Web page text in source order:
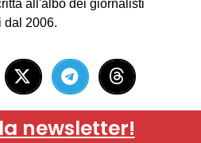
all'albo dei giornalisti
dal 2006.
newsletter!